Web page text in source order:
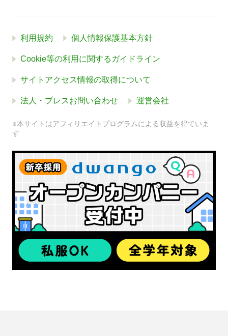
利用規約 個人情報保護基本方針
Cookie等の利用に関するガイドライン
サイトアクセス情報の取得について
法人・プレスお問い合わせ 運営会社
※本サイトはアフィリエイトプログラムによる収益を得ていま
す